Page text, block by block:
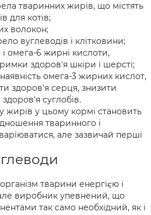
тваринних жирів, що містять
для котів;
волокон;
вуглеводів і клітковини;
омега-6 жирні кислоти,
здоров'я шкіри і шерсті;
омега-3 жирних кислот,
здоров'я серця, знизити
суглобів.
жирів у цьому кормі становить
тваринного і
але зазвичай перші
тварини енергією і
виробник упевнений, що
так само необхідний, як і